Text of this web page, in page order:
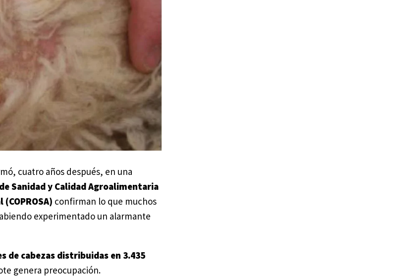
cuatro años después, en una
Sanidad y Calidad Agroalimentaria
confirman lo que muchos
experimentado un alarmante
de cabezas distribuidas en 3.435
genera preocupación.